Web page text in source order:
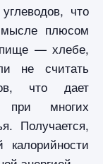
что
плюсом
пище — хлебе,
не считать
что дает
при многих
Получается,